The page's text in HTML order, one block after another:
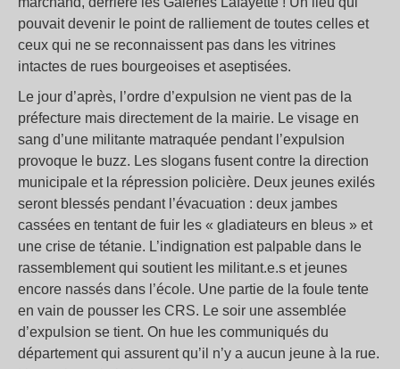
pouvait devenir le point de ralliement de toutes celles et
ceux qui ne se reconnaissent pas dans les vitrines
intactes de rues bourgeoises et aseptisées.
Le jour d’après, l’ordre d’expulsion ne vient pas de la
préfecture mais directement de la mairie. Le visage en
sang d’une militante matraquée pendant l’expulsion
provoque le buzz. Les slogans fusent contre la direction
municipale et la répression policière. Deux jeunes exilés
seront blessés pendant l’évacuation : deux jambes
cassées en tentant de fuir les « gladiateurs en bleus » et
une crise de tétanie. L’indignation est palpable dans le
rassemblement qui soutient les militant.e.s et jeunes
encore nassés dans l’école. Une partie de la foule tente
en vain de pousser les CRS. Le soir une assemblée
d’expulsion se tient. On hue les communiqués du
département qui assurent qu’il n’y a aucun jeune à la rue.